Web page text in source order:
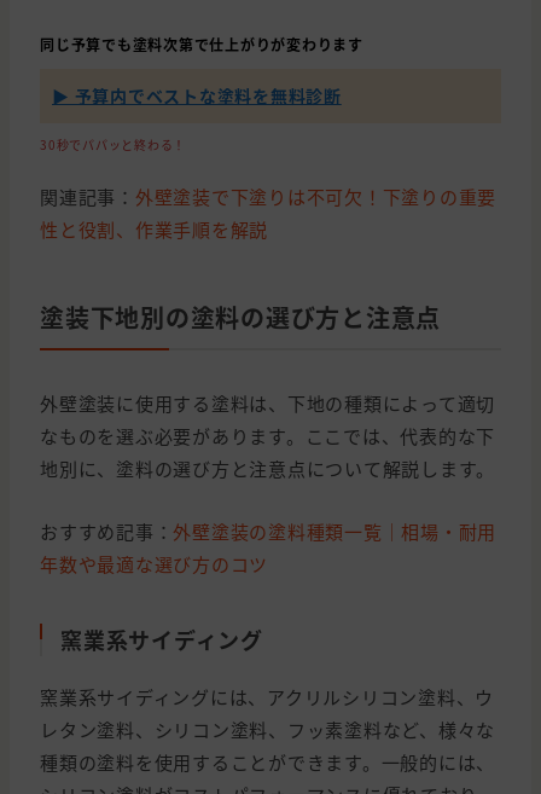
同じ予算でも塗料次第で仕上がりが変わります
▶ 予算内でベストな塗料を無料診断
30秒でパパッと終わる！
関連記事： 外壁塗装で下塗りは不可欠！下塗りの重要
性と役割、作業手順を解説
塗装下地別の塗料の選び方と注意点
外壁塗装に使用する塗料は、下地の種類によって適切
なものを選ぶ必要があります。ここでは、代表的な下
地別に、塗料の選び方と注意点について解説します。
おすすめ記事：外壁塗装の塗料種類一覧｜相場・耐用
年数や最適な選び方のコツ
窯業系サイディング
窯業系サイディングには、アクリルシリコン塗料、ウ
レタン塗料、シリコン塗料、フッ素塗料など、様々な
種類の塗料を使用することができます。一般的には、